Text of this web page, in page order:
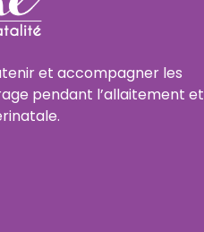
et accompagner les
pendant l’allaitement et